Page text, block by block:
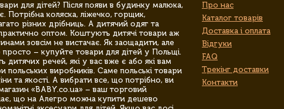
для дітей? Після появи в будинку малюка,
Потрібна коляска, ліжечко, горщик,
різних дрібниць. А дитячий одяг та
оптом. Коштують дитячі товари аж
зовсім не вистачає. Як заощадити, але
просто – купуйте товари для дітей у Польщі.
дитячих речей, які у вас вже є або які вам
виробників. Саме польські товари
та якості. А вибрати все, що потрібно, ви
«BABY.co.ua» – ваш торговий
що на Алегро можна купити дешево
Про нас
Каталог товарів
Доставка і оплата
Відгуки
FAQ
Трекінг доставки
Контакти